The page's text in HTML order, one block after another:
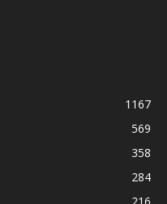
1167
569
358
284